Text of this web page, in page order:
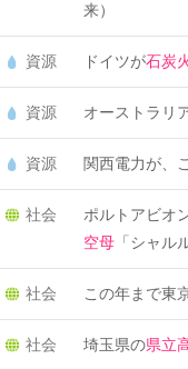
来）
資源 ドイツが石炭
資源 オーストラリ
資源 関西電力が、
社会 ポルトアビオ
空母 「シャル
社会 この年まで東
社会 埼玉県の県立